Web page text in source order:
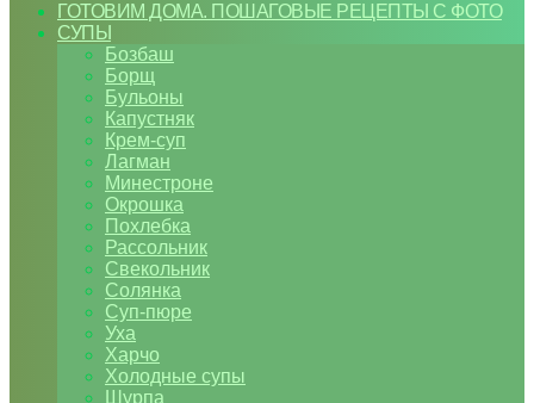
ГОТОВИМ ДОМА. ПОШАГОВЫЕ РЕЦЕПТЫ С ФОТО
СУПЫ
Бозбаш
Борщ
Бульоны
Капустняк
Крем-суп
Лагман
Минестроне
Окрошка
Похлебка
Рассольник
Свекольник
Солянка
Суп-пюре
Уха
Харчо
Холодные супы
Шурпа